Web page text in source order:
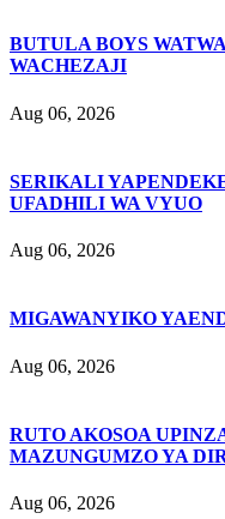
BUTULA BOYS
WACHEZAJI
Aug 06, 2026
SERIKALI
UFADHILI WA VYUO
Aug 06, 2026
MIGAWANYIKO
Aug 06, 2026
RUTO AKOSOA
MAZUNGUMZO YA
Aug 06, 2026